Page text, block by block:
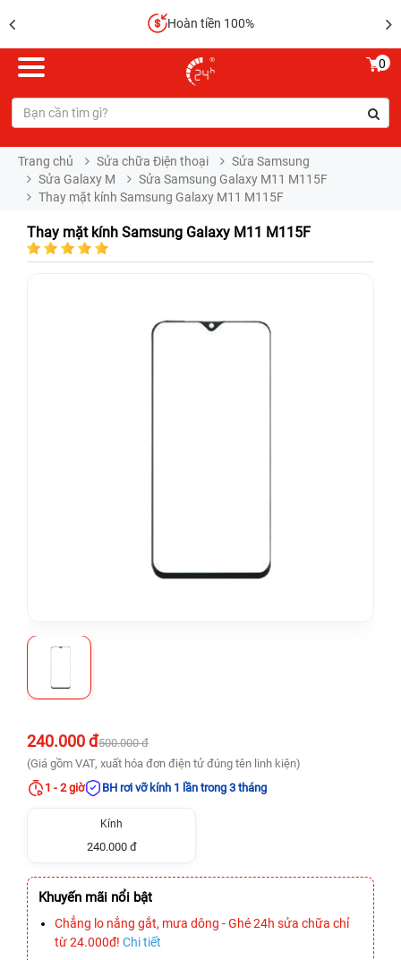
Hoàn tiền 100%
0
Trang chủ Sửa chữa Điện thoại
Sửa Samsung
Sửa Galaxy M
Sửa Samsung Galaxy M11 M115F
Thay mặt kính Samsung Galaxy M11 M115F
Thay mặt kính Samsung Galaxy M11 M115F
240.000 đ500.000 đ
(Giá gồm VAT, xuất hóa đơn điện tử đúng tên linh kiện)
1 - 2 giờ
BH rơi vỡ kính 1 lần trong 3 tháng
Kính
240.000 đ
Khuyến mãi nổi bật
Chẳng lo nắng gắt, mưa dông - Ghé 24h sửa chữa chỉ
từ 24.000đ! Chi tiết